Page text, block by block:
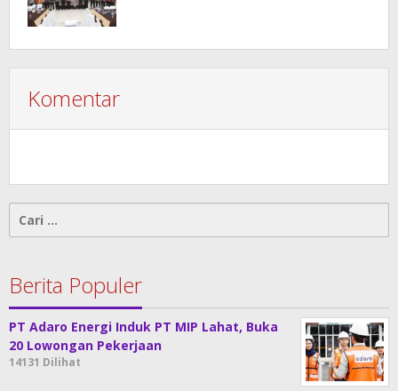
Komentar
untuk:
Berita Populer
PT Adaro Energi Induk PT MIP Lahat, Buka
20 Lowongan Pekerjaan
14131 Dilihat